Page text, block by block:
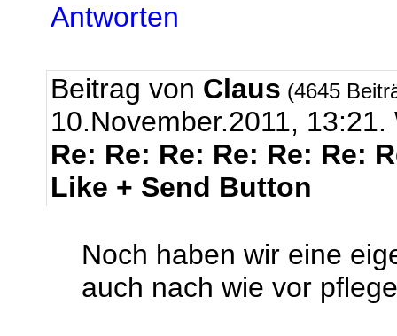
Antworten
Beitrag von Claus (4645
10.November.2011,
Re: Re: Re: Re: Re: Re:
Like + Send Button
Noch haben wir eine
auch nach wie vor